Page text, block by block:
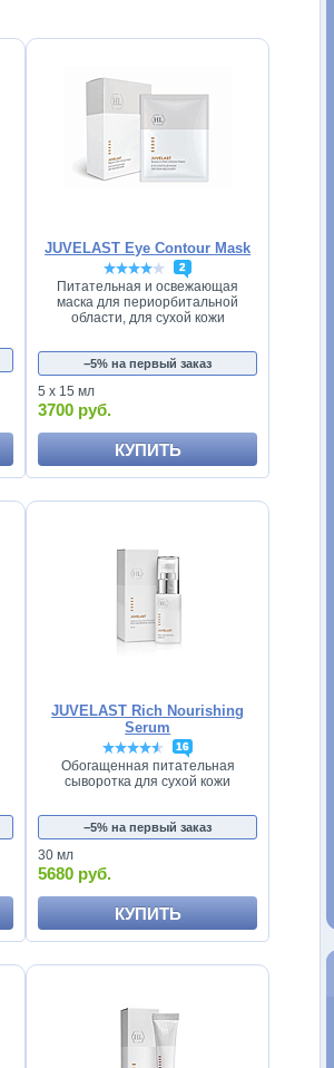
JUVELAST Eye Contour Mask
2
Питательная и освежающая
маска для периорбитальной
области, для сухой кожи
−5% на первый заказ
5 х 15 мл
3700 руб.
КУПИТЬ
JUVELAST Rich Nourishing
Serum
16
Обогащенная питательная
сыворотка для сухой кожи
−5% на первый заказ
30 мл
5680 руб.
КУПИТЬ